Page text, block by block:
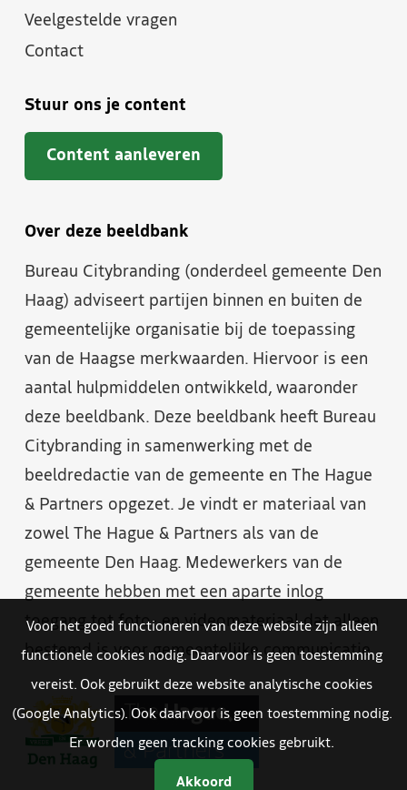
Veelgestelde vragen
Contact
Stuur ons je content
Content aanleveren
Over deze beeldbank
Bureau Citybranding (onderdeel gemeente Den
Haag) adviseert partijen binnen en buiten de
gemeentelijke organisatie bij de toepassing
van de Haagse merkwaarden. Hiervoor is een
aantal hulpmiddelen ontwikkeld, waaronder
deze beeldbank. Deze beeldbank heeft Bureau
Citybranding in samenwerking met de
beeldredactie van de gemeente en The Hague
& Partners opgezet. Je vindt er materiaal van
zowel The Hague & Partners als van de
gemeente Den Haag. Medewerkers van de
gemeente hebben met een aparte inlog
toegang tot foto- en videomateriaal dat alleen
bestemd is voor gemeentelijke communicatie.
Voor het goed functioneren van deze website zijn alleen
functionele cookies nodig. Daarvoor is geen toestemming
vereist. Ook gebruikt deze website analytische cookies
(Google Analytics). Ook daarvoor is geen toestemming nodig.
Er worden geen tracking cookies gebruikt.
Akkoord